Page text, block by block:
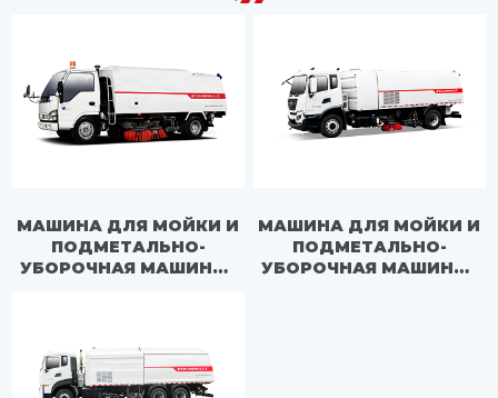
МАШИНА ДЛЯ МОЙКИ И
ПОДМЕТАЛЬНО-
УБОРОЧНАЯ МАШИНА -
МАШИНА ДЛЯ МОЙКИ И
ПОДМЕТАЛЬНО-
УБОРОЧНАЯ МАШИНА -